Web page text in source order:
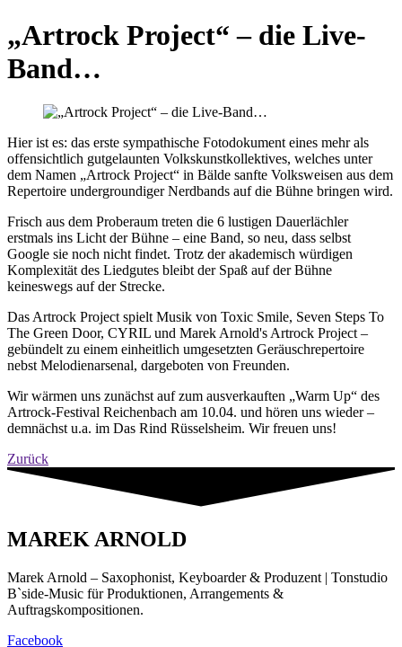
„Artrock Project“ – die Live-
Band…
Hier ist es: das erste sympathische Fotodokument eines mehr als
offensichtlich gutgelaunten Volkskunstkollektives, welches unter
dem Namen „Artrock Project“ in Bälde sanfte Volksweisen aus dem
Repertoire undergroundiger Nerdbands auf die Bühne bringen wird.
Frisch aus dem Proberaum treten die 6 lustigen Dauerlächler
erstmals ins Licht der Bühne – eine Band, so neu, dass selbst
Google sie noch nicht findet. Trotz der akademisch würdigen
Komplexität des Liedgutes bleibt der Spaß auf der Bühne
keineswegs auf der Strecke.
Das Artrock Project spielt Musik von Toxic Smile, Seven Steps To
The Green Door, CYRIL und Marek Arnold's Artrock Project –
gebündelt zu einem einheitlich umgesetzten Geräuschrepertoire
nebst Melodienarsenal, dargeboten von Freunden.
Wir wärmen uns zunächst auf zum ausverkauften „Warm Up“ des
Artrock-Festival Reichenbach am 10.04. und hören uns wieder –
demnächst u.a. im Das Rind Rüsselsheim. Wir freuen uns!
Zurück
MAREK ARNOLD
Marek Arnold – Saxophonist, Keyboarder & Produzent | Tonstudio
B`side-Music für Produktionen, Arrangements &
Auftragskompositionen.
Facebook